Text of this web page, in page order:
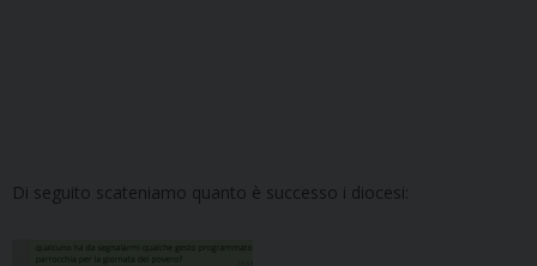
Di seguito scateniamo quanto è successo i diocesi: